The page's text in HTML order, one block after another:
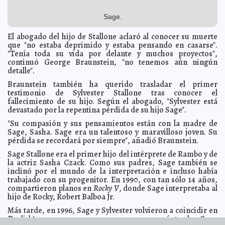
2012-07-16 07:48:19 Chinita tiene pies que no paran de crecer
2012-07-16 07:44:55 Crean material hecho de 99.99% de aire A7
2012-07-16 07:41:18 Seis violaciones que habrían alterado el resultado
electoral, según López Obrador A7
2012-07-16 07:38:51 Reitera Benedicto importancia del celibato sacerdotal
2012-07-16 07:35:55 Recalan en playas brasileñas más de 500 pingüinos
muertos A7
2012-07-16 07:33:29 Abrupto final a concierto de Bruce Springsteen
2012-07-16 07:21:11 Musulmanes quieren destruir el primer monasterio
cristiano A7
2012-07-16 07:19:37 Hallan al criminal nazi más buscado A7
2012-07-15 23:00:00 La Ivonnlandia que nunca será Lois Izquierdo
2012-07-15 07:57:30 Política francesa demandará a Madonna A7
2012-07-15 07:41:34 ¿Fraude electoral 2012? ¡NO! ¡Fraude informativo! Franz
de J. Fortuny Loret de Mola
2012-07-15 07:08:36 Se prende fuego 'indignado' israelí
2012-07-15 07:06:05 Está activa 'la hermana blanca' de Al QaedaA7
Sage.
El abogado del hijo de Stallone aclaró al conocer su muerte
que "no estaba deprimido y estaba pensando en casarse".
"Tenía toda su vida por delante y muchos proyectos",
continuó George Braunstein, "no tenemos aún ningún
detalle".
Braunstein también ha querido trasladar el primer
testimonio de Sylvester Stallone tras conocer el
fallecimiento de su hijo. Según el abogado, "Sylvester está
devastado por la repentina pérdida de su hijo Sage".
"Su compasión y sus pensamientos están con la madre de
Sage, Sasha. Sage era un talentoso y maravilloso joven. Su
pérdida se recordará por siempre", añadió Braunstein.
Sage Stallone era el primer hijo del intérprete de Rambo y de
la actriz Sasha Czack. Como sus padres, Sage también se
inclinó por el mundo de la interpretación e incluso había
trabajado con su progenitor. En 1990, con tan sólo 14 años,
compartieron planos enRocky V, donde Sage interpretaba al
hijo de Rocky, Robert Balboa Jr.
Más tarde, en 1996, Sage y Sylvester volvieron a coincidir en
Daylight, aunque sus carreras se separaron más tarde y Sage